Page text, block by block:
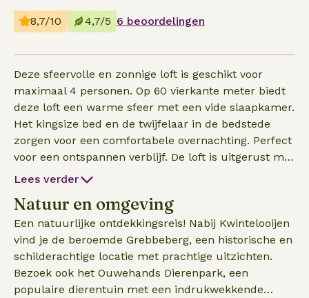
8,7/10 4,7/5 6 beoordelingen
Deze sfeervolle en zonnige loft is geschikt voor
maximaal 4 personen. Op 60 vierkante meter biedt
deze loft een warme sfeer met een vide slaapkamer.
Het kingsize bed en de twijfelaar in de bedstede
zorgen voor een comfortabele overnachting. Perfect
voor een ontspannen verblijf. De loft is uitgerust met
een keukenblok met koelkast, oven/magnetron,
Lees verder
Natuur en omgeving
Een natuurlijke ontdekkingsreis! Nabij Kwintelooijen
vind je de beroemde Grebbeberg, een historische en
schilderachtige locatie met prachtige uitzichten.
Bezoek ook het Ouwehands Dierenpark, een
populaire dierentuin met een indrukwekkende